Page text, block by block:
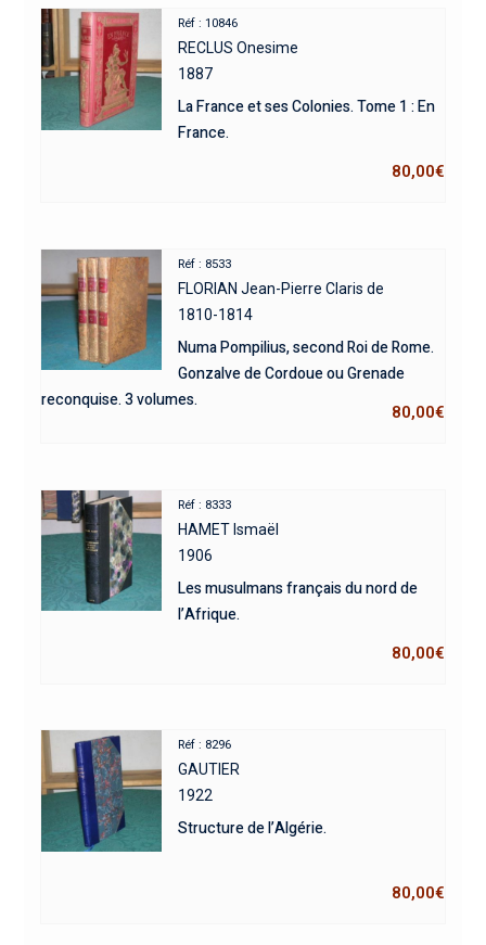
Réf : 10846
RECLUS Onesime
1887
La France et ses Colonies. Tome 1 : En
France.
80,00€
Réf : 8533
FLORIAN Jean-Pierre Claris de
1810-1814
Numa Pompilius, second Roi de Rome.
Gonzalve de Cordoue ou Grenade
reconquise. 3 volumes.
80,00€
Réf : 8333
HAMET Ismaël
1906
Les musulmans français du nord de
l’Afrique.
80,00€
Réf : 8296
GAUTIER
1922
Structure de l’Algérie.
80,00€